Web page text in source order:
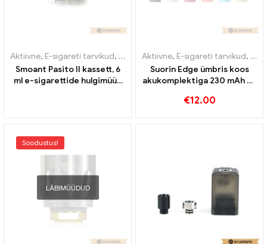
Aktiivne, E-sigareti tarvikud, Aurusti
Smoant Pasito II kassett, 6
ml e-sigarettide hulgimüük
Aktiivne, E-sigareti tarvikud,
Suorin Edge ümbris koos
akukomplektiga 230 mAh e-
Kohandatud
€12.00
Soodustus!
LÄBIMÜÜDUD